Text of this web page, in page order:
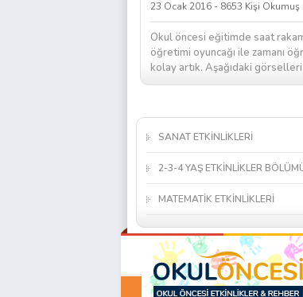
23 Ocak 2016 - 8653 Kişi Okumuş
Okul öncesi eğitimde saat
öğretimi oyuncağı ile zamanı
kolay artık. Aşağıdaki görselleri
okuduktan sonra tek tek
SANAT ETKİNLİKLERİ
2-3-4 YAŞ ETKİNLİKLER
MATEMATİK ETKİNLİKLERİ